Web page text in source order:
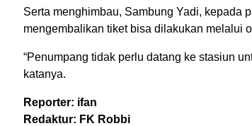
Serta menghimbau, Sambung Yadi, kepada
mengembalikan tiket bisa dilakukan melalui
“Penumpang tidak perlu datang ke stasiun
katanya.
Reporter: ifan
Redaktur: FK Robbi